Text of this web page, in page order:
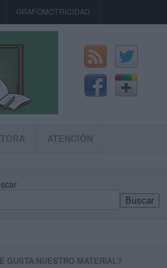
GRAFOMOTRICIDAD
ATENCIÓN
Buscar
GUSTA NUESTRO MATERIAL?